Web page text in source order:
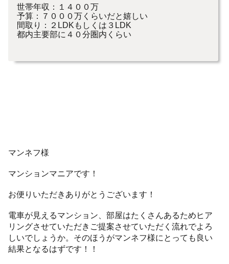
世帯年収：１４００万
予算：７０００万くらいだと嬉しい
間取り：２LDKもしくは３LDK
都内主要部に４０分圏内くらい
マンネフ様
マンションマニアです！
お便りいただきありがとうございます！
電車が見えるマンション、部屋はたくさんあるためヒア
リングさせていただきご提案させていただく流れでよろ
しいでしょうか。そのほうがマンネフ様にとっても良い
結果となるはずです！！